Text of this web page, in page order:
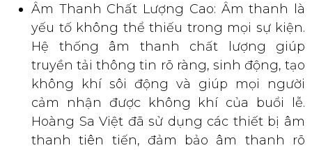
Âm Thanh Chất Lượng Cao: Âm thanh là
yếu tố không thể thiếu trong mọi sự kiện.
Hệ thống âm thanh chất lượng giúp
truyền tải thông tin rõ ràng, sinh động, tạo
không khí sôi động và giúp mọi người
cảm nhận được không khí của buổi lễ.
Hoàng Sa Việt đã sử dụng các thiết bị âm
thanh tiên tiến, đảm bảo âm thanh rõ